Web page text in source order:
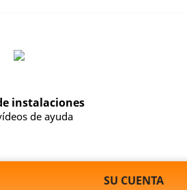
instalaciones
de ayuda
SU CUENTA